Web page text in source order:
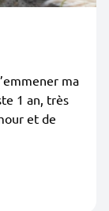
ma
1 an, très
et de